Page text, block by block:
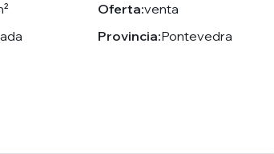
Oferta:venta
Provincia:Pontevedra